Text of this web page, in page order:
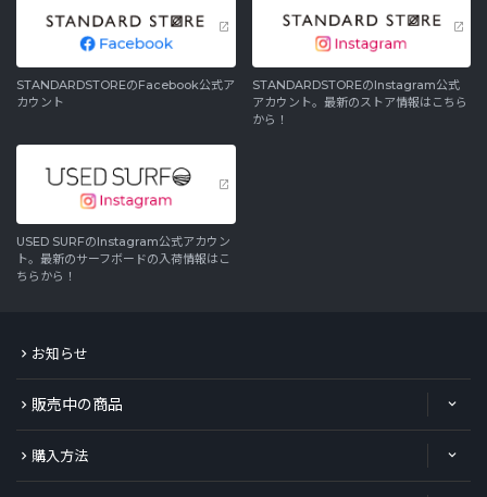
STANDARDSTOREのFacebook公式ア
カウント
STANDARDSTOREのInstagram公式
アカウント。最新のストア情報はこちら
から！
USED SURFのInstagram公式アカウン
ト。最新のサーフボードの入荷情報はこ
ちらから！
お知らせ
販売中の商品
購入方法